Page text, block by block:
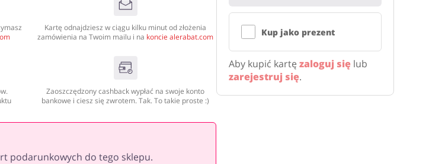
Kartę odnajdziesz w ciągu kilku minut od złożenia
zamówienia na Twoim mailu i na koncie alerabat.com
Zaoszczędzony cashback wypłać na swoje konto
bankowe i ciesz się zwrotem. Tak. To takie proste :)
podarunkowych do tego sklepu.
Kup jako prezent
Aby kupić kartęzaloguj się lub
zarejestruj się.